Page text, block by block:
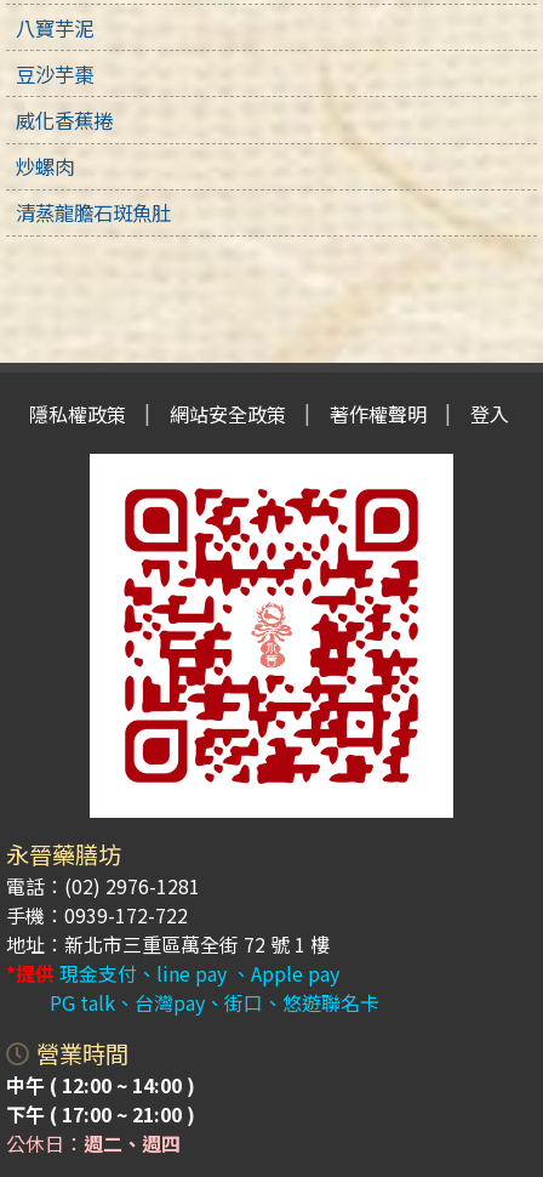
八寶芋泥
豆沙芋棗
威化香蕉捲
炒螺肉
清蒸龍膽石斑魚肚
隱私權政策 網站安全政策 著作權聲明 登入
永晉藥膳坊
電話：(02) 2976-1281
手機：0939-172-722
地址：新北市三重區萬全街 72 號 1 樓
*提供現金支付、line pay 、Apple pay
PG talk、台灣pay、街口、悠遊聯名卡
營業時間
中午 ( 12:00 ~ 14:00 )
下午 ( 17:00 ~ 21:00 )
公休日： 週二、週四